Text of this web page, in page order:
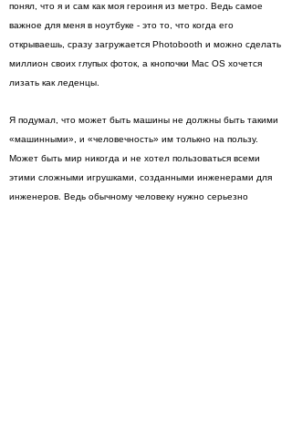
понял, что я и сам как моя героиня из метро. Ведь самое
важное для меня в ноутбуке - это то, что когда его
открываешь, сразу загружается Photobooth и можно сделать
миллион cвоих глупых фоток, а кнопочки Mac OS хочется
лизать как леденцы.
Я подумал, что может быть машины не должны быть такими
«машинными», и «человечность» им толькно на пользу.
Может быть мир никогда и не хотел пользоваться всеми
этими сложными игрушками, созданными инженерами для
инженеров. Ведь обычному человеку нужно серьезно